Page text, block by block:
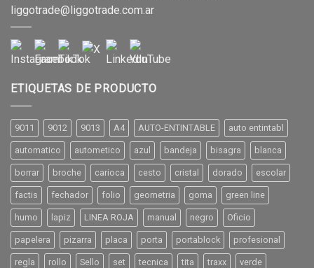
liggotrade@liggotrade.com.ar
ETIQUETAS DE PRODUCTO
9011 9012 9013 A4 AUTO-ENTINTABLE auto entintabl
automatico autometico azul bandeja bisagra blanca
borrar broche carioca cesto cristal dorado escolar
factis fechador folio geometria goma green line
humo lapiz LINEA ROJA manual negro Oficio
papelera pizarra placa porta portablock profesional
regla rollo Sello set tecnica tita traxx verde